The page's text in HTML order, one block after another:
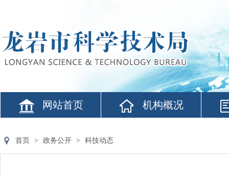
网站首页 机构概况
首页 > 政务公开 > 科技动态